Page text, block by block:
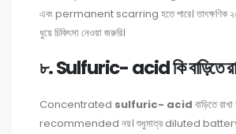
এবং permanent scarring হতে পারে। তাৎক্ষণিক ২০-
ধুয়ে চিকিৎসা নেওয়া জরুরি।
৮. Sulfuric- acid কি বাড়িতে
Concentrated sulfuric- acid বাড়িতে
recommended নয়। শুধুমাত্র diluted battery